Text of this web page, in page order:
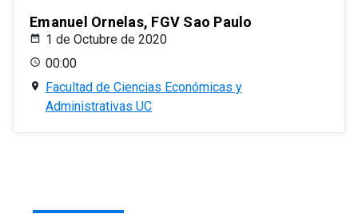
Emanuel Ornelas, FGV Sao Paulo
1 de Octubre de 2020
00:00
Facultad de Ciencias Económicas y
Administrativas UC